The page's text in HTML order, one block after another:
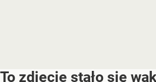
To zdjęcie stało się